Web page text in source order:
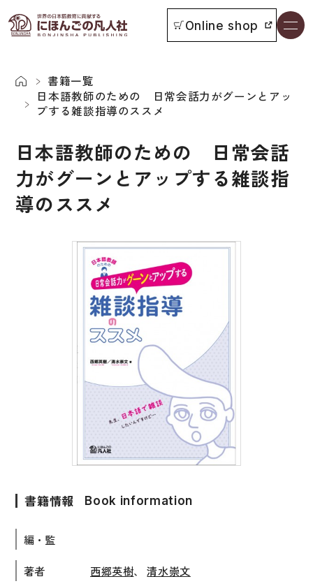
書籍一覧
お知らせ
イベント
よくあるご質問
付属物の使い方について
教科書採用について
書籍の内容について
著作権について
原稿・企画の持ち込みについて
その他の質問
書店様向け
Online shop
本をさがす
日本語学習者用教科書
ビジネスパーソン・研修生向け
短期滞在者向け
留学生向け専門分野
語彙・表現
練習問題
日本語能力試験対策
書籍一覧
日本語教師のための 日常会話力がグーンとアッ
プする雑談指導のススメ
日本語教師のための 日常会話
力がグーンとアップする雑談指
導のススメ
書籍情報 Book information
編・監
著者 西郷英樹、清水崇文